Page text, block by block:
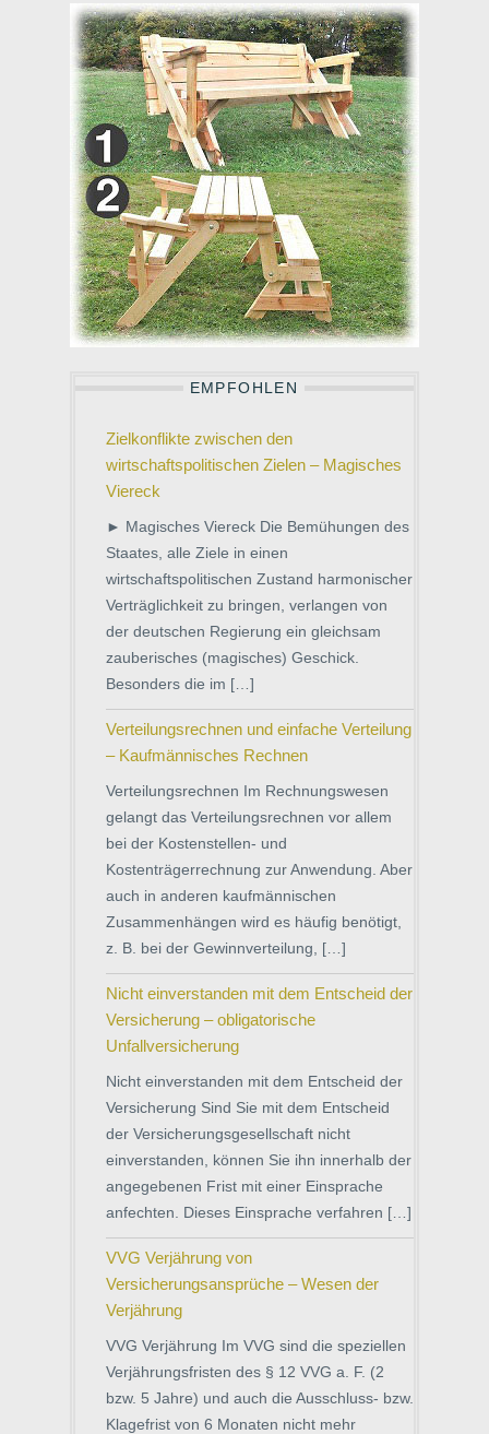
EMPFOHLEN
Zielkonflikte zwischen den
wirtschaftspolitischen Zielen – Magisches
Viereck
► Magisches Viereck Die Bemühungen des
Staates, alle Ziele in einen
wirtschaftspolitischen Zustand harmonischer
Verträglichkeit zu bringen, verlangen von
der deutschen Regierung ein gleichsam
zauberisches (magisches) Geschick.
Besonders die im […]
Verteilungsrechnen und einfache Verteilung
– Kaufmännisches Rechnen
Verteilungsrechnen Im Rechnungswesen
gelangt das Verteilungsrechnen vor allem
bei der Kostenstellen- und
Kostenträgerrechnung zur Anwendung. Aber
auch in anderen kaufmännischen
Zusammenhängen wird es häufig benötigt,
z. B. bei der Gewinnverteilung, […]
Nicht einverstanden mit dem Entscheid der
Versicherung – obligatorische
Unfallversicherung
Nicht einverstanden mit dem Entscheid der
Versicherung Sind Sie mit dem Entscheid
der Versicherungsgesellschaft nicht
einverstanden, können Sie ihn innerhalb der
angegebenen Frist mit einer Einsprache
anfechten. Dieses Einsprache verfahren […]
VVG Verjährung von
Versicherungsansprüche – Wesen der
Verjährung
VVG Verjährung Im VVG sind die speziellen
Verjährungsfristen des § 12 VVG a. F. (2
bzw. 5 Jahre) und auch die Ausschluss- bzw.
Klagefrist von 6 Monaten nicht mehr